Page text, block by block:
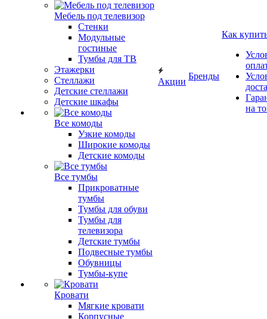
Мебель под телевизор
Стенки
Модульные
гостиные
Тумбы для ТВ
Этажерки
Стеллажи
Детские стеллажи
Детские шкафы
Все комоды
Узкие комоды
Широкие комоды
Детские комоды
Все тумбы
Прикроватные
тумбы
Тумбы для обуви
Тумбы для
телевизора
Детские тумбы
Подвесные тумбы
Обувницы
Тумбы-купе
Кровати
Мягкие кровати
Корпусные
Акции
Бренды
Как
на